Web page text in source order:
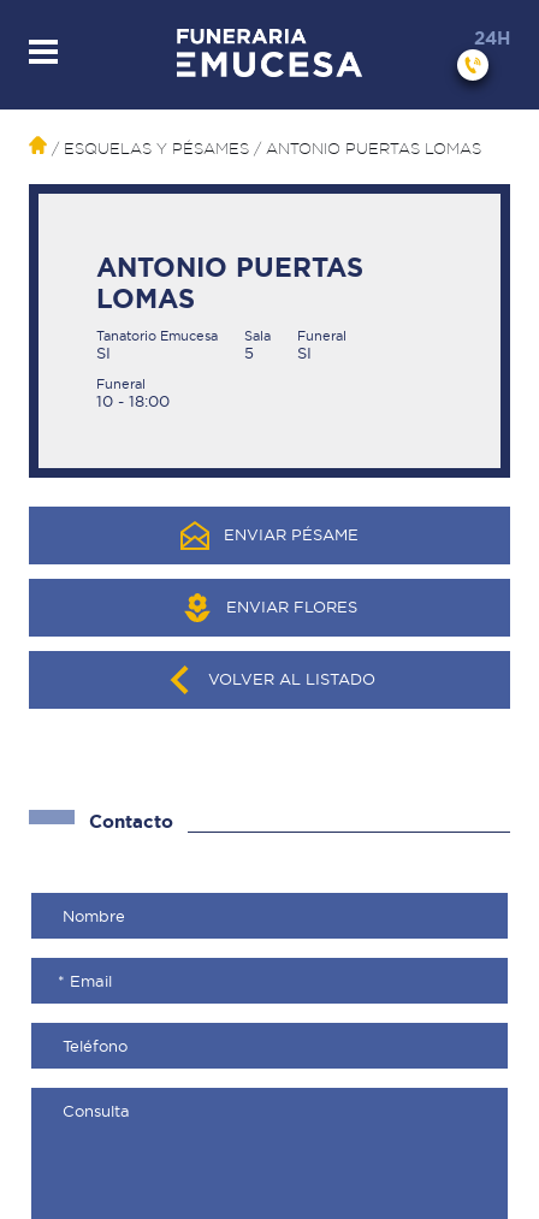
24H
/ ESQUELAS Y PÉSAMES / ANTONIO PUERTAS LOMAS
ANTONIO PUERTAS
LOMAS
Tanatorio Emucesa
SI
Sala
5
Funeral
SI
Funeral
10 - 18:00
ENVIAR PÉSAME
ENVIAR FLORES
VOLVER AL LISTADO
Contacto